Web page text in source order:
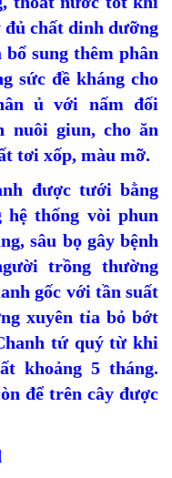
đủ chất dinh dưỡng
sung thêm phân
sức đề kháng cho
ủ với nấm đối
nuôi giun, cho ăn
tơi xốp, màu mỡ.
được tưới bằng
hệ thống vòi phun
sâu bọ gây bệnh
trồng thường
gốc với tần suất
xuyên tỉa bỏ bớt
tứ quý từ khi
khoảng 5 tháng.
để trên cây được